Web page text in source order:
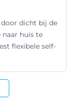
door dicht bij de
naar huis te
flexibele self-